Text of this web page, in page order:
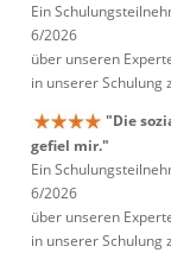
Ein
6/2026
über unseren
in unserer Schulung
"Die
gefiel mir."
Ein
6/2026
über unseren
in unserer Schulung